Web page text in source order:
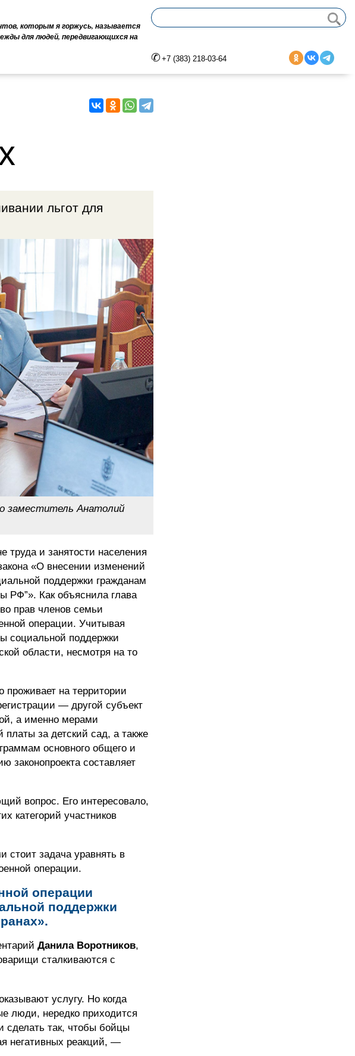
которым я горжусь, называется
для людей, передвигающихся на
+7 (383) 218-03-64
льгот для
заместитель Анатолий
труда и занятости населения
«О внесении изменений
поддержки гражданам
Как объяснила глава
прав членов семьи
операции. Учитывая
социальной поддержки
области, несмотря на то
на территории
— другой субъект
а именно мерами
за детский сад, а также
основного общего и
законопроекта составляет
вопрос. Его интересовало,
категорий участников
стоит задача уравнять в
операции.
операции
поддержки
Данила Воротников,
сталкиваются с
услугу. Но когда
люди, нередко приходится
так, чтобы бойцы
негативных реакций, —